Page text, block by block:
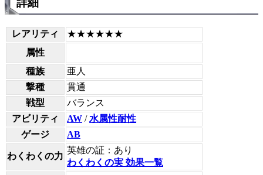
詳細
レアリティ
★★★★★★
属性
種族
亜人
撃種
貫通
戦型
バランス
アビリティ
AW / 水属性耐性
ゲージ
AB
わくわくの力
英雄の証：あり
わくわくの実 効果一覧